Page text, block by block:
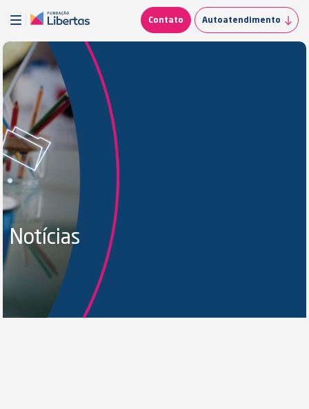
Contato Autoatendimento
Notícias